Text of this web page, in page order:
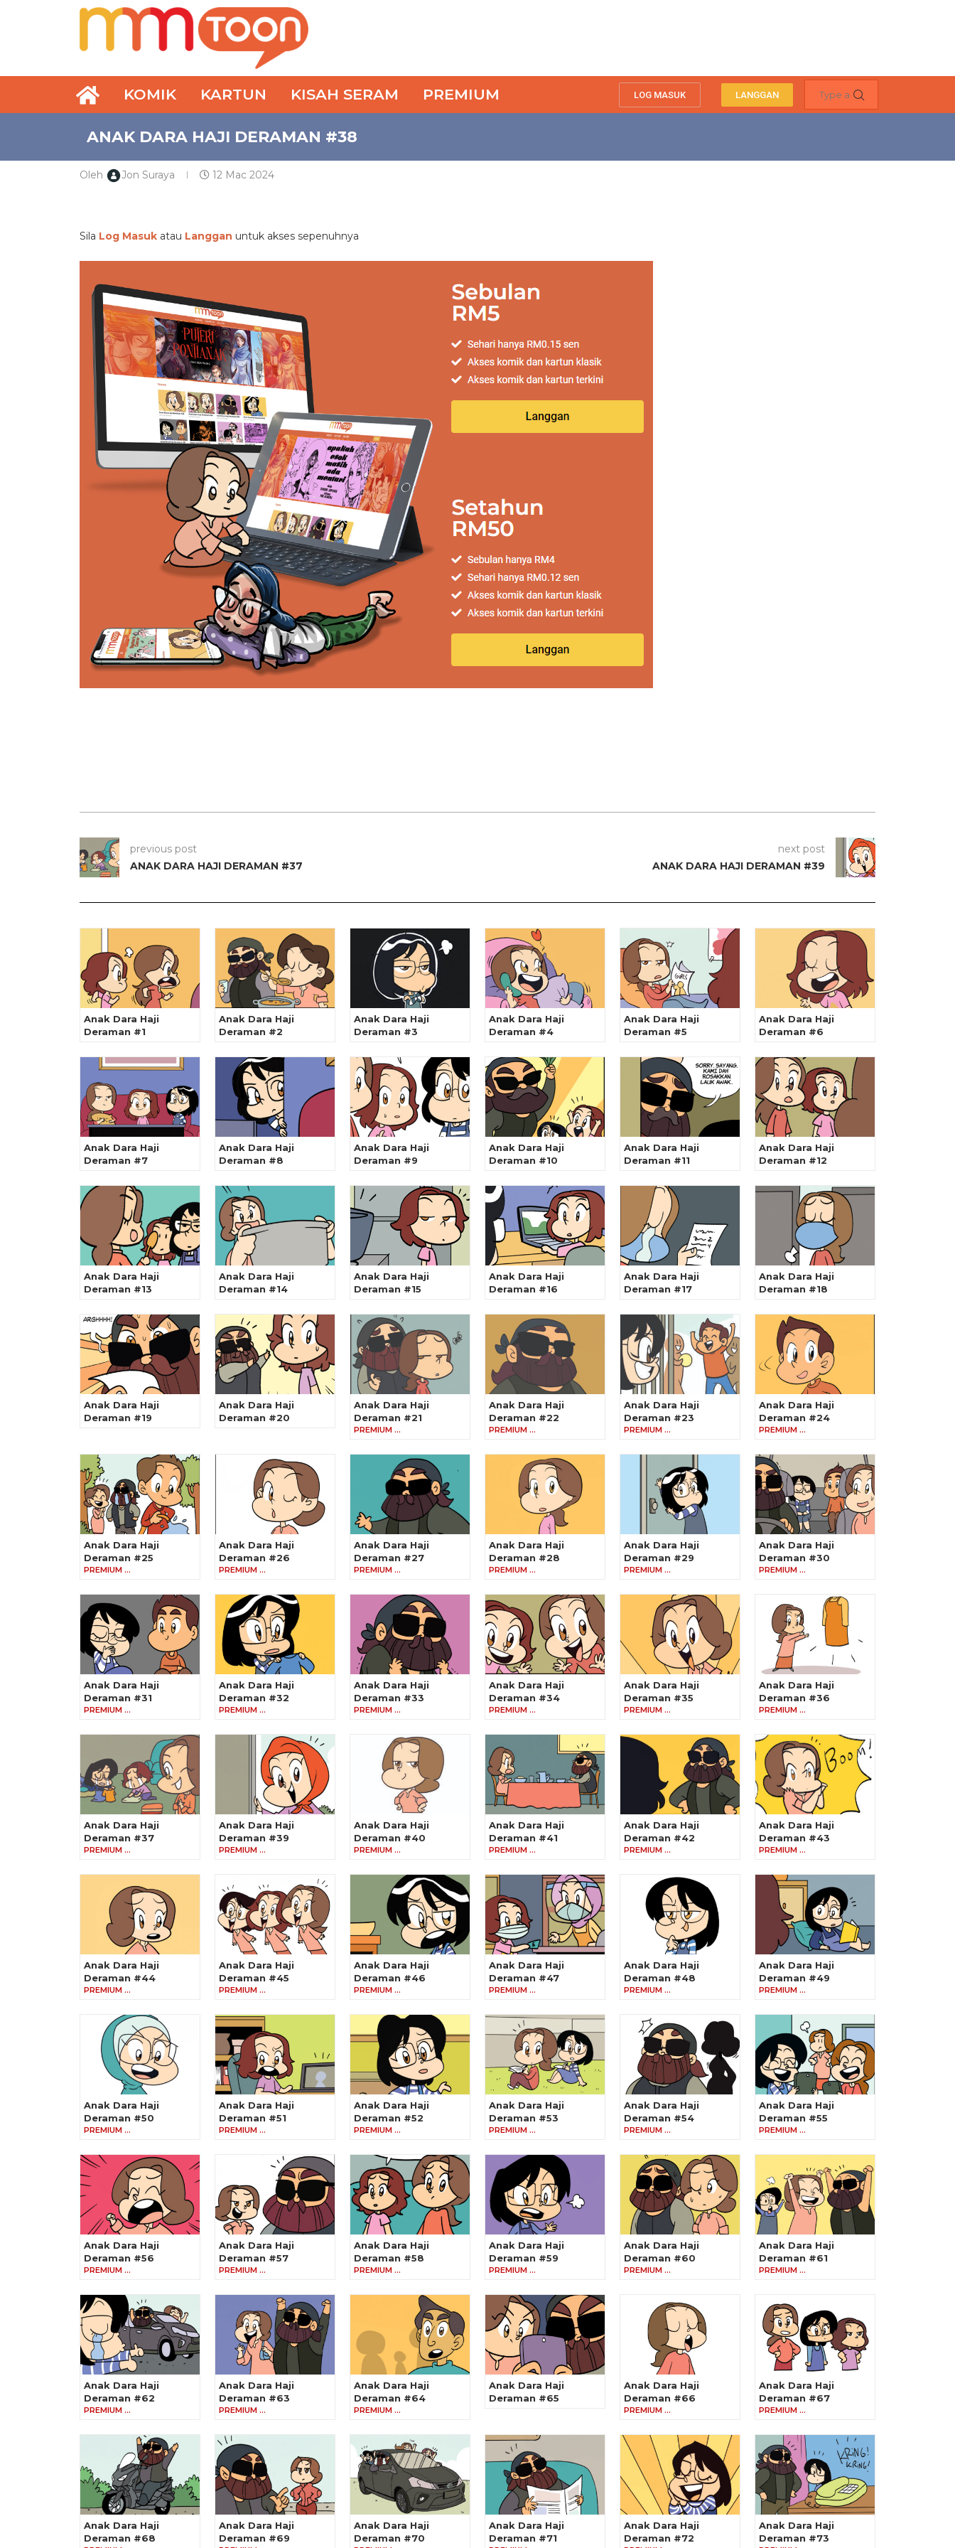
KOMIK KARTUN KISAH SERAM PREMIUM LOG MASUK LANGGAN
ANAK DARA HAJI DERAMAN #38
Oleh Jon Suraya 12 Mac 2024
Sila Log Masuk atau Langgan untuk akses sepenuhnya
previous post
ANAK DARA HAJI DERAMAN #37
next post
ANAK DARA HAJI DERAMAN #39
Anak Dara Haji
Deraman #1
Anak Dara Haji
Deraman #2
Anak Dara Haji
Deraman #3
Anak Dara Haji
Deraman #4
Anak Dara Haji
Deraman #5
Anak Dara Haji
Deraman #6
Anak Dara Haji
Deraman #7
Anak Dara Haji
Deraman #8
Anak Dara Haji
Deraman #9
Anak Dara Haji
Deraman #10
Anak Dara Haji
Deraman #11
Anak Dara Haji
Deraman #12
Anak Dara Haji
Deraman #13
Anak Dara Haji
Deraman #14
Anak Dara Haji
Deraman #15
Anak Dara Haji
Deraman #16
Anak Dara Haji
Deraman #17
Anak Dara Haji
Deraman #18
Anak Dara Haji
Deraman #19
Anak Dara Haji
Deraman #20
Anak Dara Haji
Deraman #21
PREMIUM …
Anak Dara Haji
Deraman #22
PREMIUM …
Anak Dara Haji
Deraman #23
PREMIUM …
Anak Dara Haji
Deraman #24
PREMIUM …
Anak Dara Haji
Deraman #25
PREMIUM …
Anak Dara Haji
Deraman #26
PREMIUM …
Anak Dara Haji
Deraman #27
PREMIUM …
Anak Dara Haji
Deraman #28
PREMIUM …
Anak Dara Haji
Deraman #29
PREMIUM …
Anak Dara Haji
Deraman #30
PREMIUM …
Anak Dara Haji
Deraman #31
PREMIUM …
Anak Dara Haji
Deraman #32
PREMIUM …
Anak Dara Haji
Deraman #33
PREMIUM …
Anak Dara Haji
Deraman #34
PREMIUM …
Anak Dara Haji
Deraman #35
PREMIUM …
Anak Dara Haji
Deraman #36
PREMIUM …
Anak Dara Haji
Deraman #37
PREMIUM …
Anak Dara Haji
Deraman #39
PREMIUM …
Anak Dara Haji
Deraman #40
PREMIUM …
Anak Dara Haji
Deraman #41
PREMIUM …
Anak Dara Haji
Deraman #42
PREMIUM …
Anak Dara Haji
Deraman #43
PREMIUM …
Anak Dara Haji
Deraman #44
PREMIUM …
Anak Dara Haji
Deraman #45
PREMIUM …
Anak Dara Haji
Deraman #46
PREMIUM …
Anak Dara Haji
Deraman #47
PREMIUM …
Anak Dara Haji
Deraman #48
PREMIUM …
Anak Dara Haji
Deraman #49
PREMIUM …
Anak Dara Haji
Deraman #50
PREMIUM …
Anak Dara Haji
Deraman #51
PREMIUM …
Anak Dara Haji
Deraman #52
PREMIUM …
Anak Dara Haji
Deraman #53
PREMIUM …
Anak Dara Haji
Deraman #54
PREMIUM …
Anak Dara Haji
Deraman #55
PREMIUM …
Anak Dara Haji
Deraman #56
PREMIUM …
Anak Dara Haji
Deraman #57
PREMIUM …
Anak Dara Haji
Deraman #58
PREMIUM …
Anak Dara Haji
Deraman #59
PREMIUM …
Anak Dara Haji
Deraman #60
PREMIUM …
Anak Dara Haji
Deraman #61
PREMIUM …
Anak Dara Haji
Deraman #62
PREMIUM …
Anak Dara Haji
Deraman #63
PREMIUM …
Anak Dara Haji
Deraman #64
PREMIUM …
Anak Dara Haji
Deraman #65
Anak Dara Haji
Deraman #66
PREMIUM …
Anak Dara Haji
Deraman #67
PREMIUM …
Anak Dara Haji
Deraman #68
Anak Dara Haji
Deraman #69
Anak Dara Haji
Deraman #70
Anak Dara Haji
Deraman #71
Anak Dara Haji
Deraman #72
Anak Dara Haji
Deraman #73